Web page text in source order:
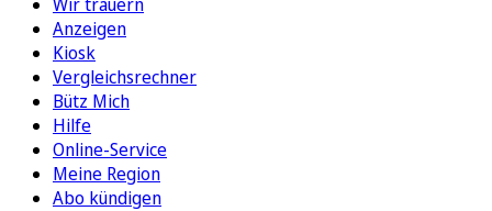
Anzeigen
Kiosk
Vergleichsrechner
Bütz Mich
Hilfe
Online-Service
Meine Region
Abo kündigen